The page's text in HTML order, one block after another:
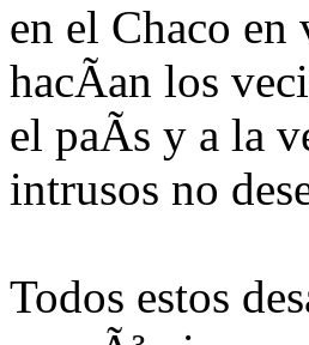
en el Chaco
hacÃ­an los
el paÃ­s y a la
intrusos no
Todos estos